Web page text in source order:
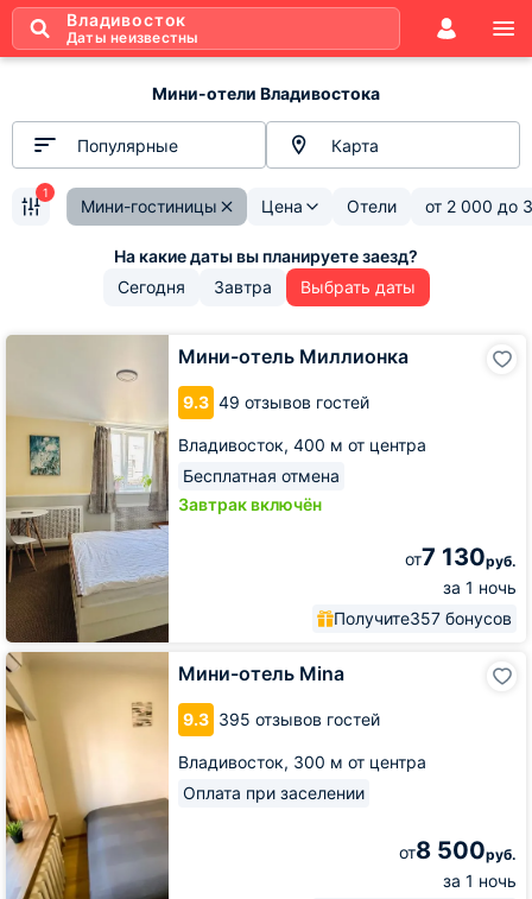
Владивосток
Даты неизвестны
Мини-отели Владивостока
Популярные Карта
Мини-гостиницы Цена Отели от 2 000 до
1
Сегодня Завтра Выбрать даты
Мини-отель Миллионка
9.3 49 отзывов гостей
Владивосток, 400 м от центра
Бесплатная отмена
Завтрак включён
от7 130руб.
за 1 ночь
Получите357 бонусов
Мини-
Мини-отель Mina
9.3 395 отзывов гостей
Владивосток, 300 м от центра
Оплата при заселении
от8 500руб.
за 1 ночь
Мини-
отель
Mina